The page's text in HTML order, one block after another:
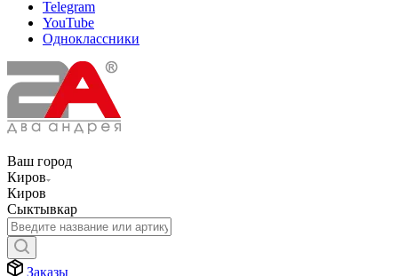
Telegram
YouTube
Одноклассники
Ваш город
Киров
Киров
Сыктывкар
Заказы